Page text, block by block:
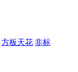
方板天花 非标